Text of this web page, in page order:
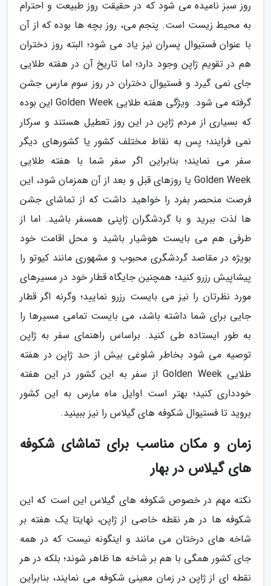
روز سبز نامیده می شود که در حقیقت روز طبیعت و احترام
به محیط زیست است. پنجم می، روز بچه ها بوده که از آن
با عنوان فستیوال پسران نیز یاد می شود؛ البته روز دختران
هم در تقویم ژاپن وجود دارد؛ اما تاریخ آن در هفته طلایی
جای نمی گیرد و فستیوال دختران در روز سوم مارس جشن
گرفته می شود. ویژگی هفته طلایی Golden Week این بوده
که بسیاری از مردم ژاپن در این روز تعطیل هستند و سرکار
نمی فرایند؛ پس به نقاط مختلف کشور یا کشورهای دیگر
سفر می نمایند؛ بنابراین اگر سفر شما با هفته طلایی
Golden Week یا روزهای قبل و بعد از آن همزمان شود، این
فرصت منحصر بفرد را خواهید داشت که از تماشای جشن
ها لذت ببرید و با گردشگران ژاپنی همسفر باشید. اما از
طرفی هم می بایست هوشیار باشید و محل اقامت خود
بویژه در مقاصد گردشگری محبوب و مشهوری مانند کیوتو را
پیشاپیش رزرو کنید؛ همچنین جایگاه قطار خود در مسیرهای
مورد نظرتان را نیز می بایست رزرو نمایید؛ وگرنه اگر قطار
جایی برای شما داشته باشد، می بایست تمامی مسیرها را
به طور ایستاده طی کنید. براساس راهنمای سفر به ژاپن
توصیه می شود بخاطر شلوغی بیش از حد ژاپن در هفته
طلایی Golden Week از سفر به این کشور در این هفته
خودداری کنید؛ بهتر است اوایل ماه مارس به این کشور
بروید تا فستیوال شکوفه های گیلاس را نیز ببینید.
زمان و مکان مناسب برای تماشای شکوفه
های گیلاس در بهار
نکته مهم در خصوص شکوفه های گیلاس این است که این
شکوفه ها در هر نقطه خاصی از ژاپن، نهایتا یک هفته بر
شاخه های درختان می مانند و اینگونه نیست که در همه
جای کشور همگی با هم بر شاخه ها ظاهر شوند؛ بلکه در هر
نقطه ای از ژاپن در زمان معینی شکوفه می نمایند، بنابراین